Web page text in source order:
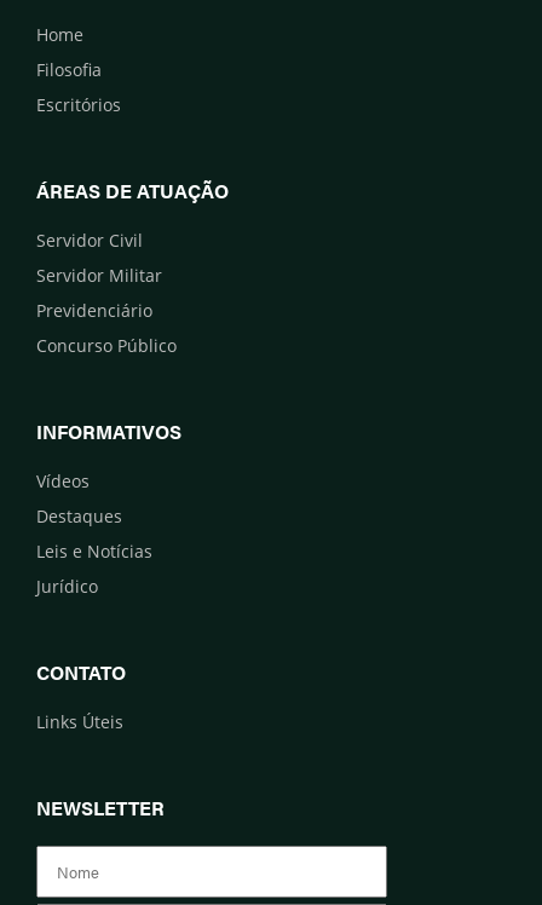
Home
Filosofia
Escritórios
ÁREAS DE ATUAÇÃO
Servidor Civil
Servidor Militar
Previdenciário
Concurso Público
INFORMATIVOS
Vídeos
Destaques
Leis e Notícias
Jurídico
CONTATO
Links Úteis
NEWSLETTER